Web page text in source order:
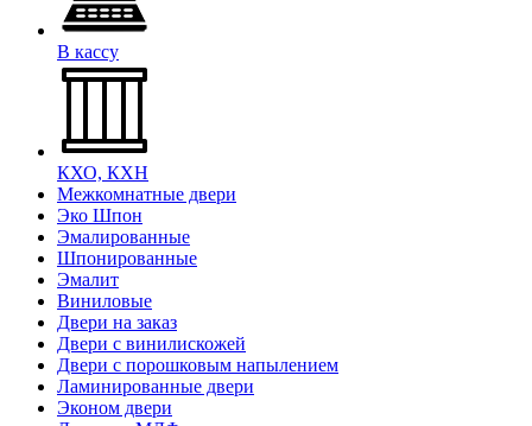
В кассу
КХО, КХН
Межкомнатные двери
Эко Шпон
Эмалированные
Шпонированные
Эмалит
Виниловые
Двери на заказ
Двери с винилискожей
Двери с порошковым напылением
Ламинированные двери
Эконом двери